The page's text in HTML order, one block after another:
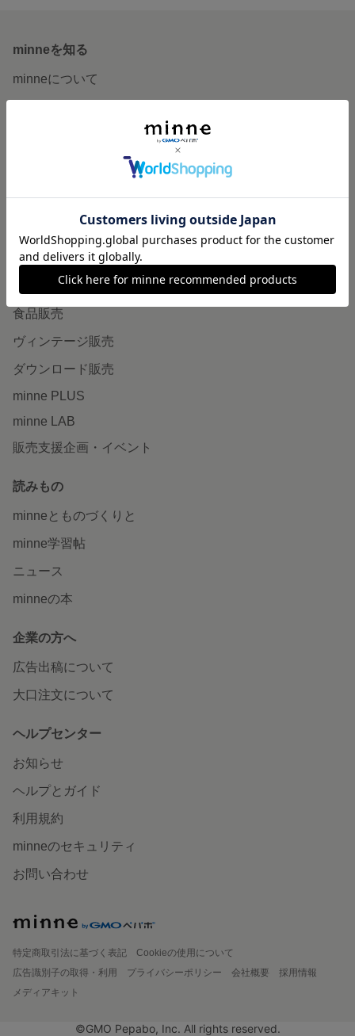
minneを知る
minneについて
作品販売について
minneで売りたい
食品販売
ヴィンテージ販売
ダウンロード販売
minne PLUS
minne LAB
販売支援企画・イベント
読みもの
minneとものづくりと
minne学習帖
ニュース
minneの本
企業の方へ
広告出稿について
大口注文について
ヘルプセンター
お知らせ
ヘルプとガイド
利用規約
minneのセキュリティ
お問い合わせ
特定商取引法に基づく表記
Cookieの使用について
広告識別子の取得・利用
プライバシーポリシー 会社概要
採用情報
メディアキット
©GMO Pepabo, Inc. All rights reserved.